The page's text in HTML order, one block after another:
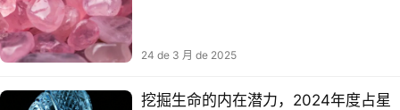
24 de 3 月 de 2025
挖掘生命的内在潜力，2024年度占星